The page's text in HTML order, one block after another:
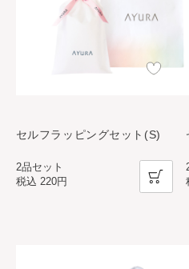
セルフラッピングセット(S)
2品セット
税込 220円